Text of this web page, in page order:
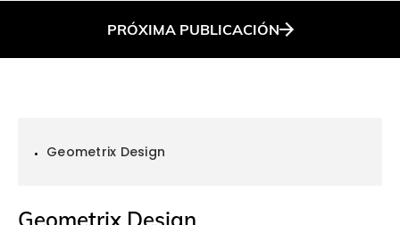
PRÓXIMAPUBLICACIÓN
Geometrix Design
Geometrix Design